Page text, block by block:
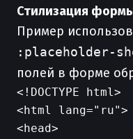
Стилизация
Пример
:placeholder-
полей в форме
<!DOCTYPE html>
<html lang="ru">
<head>